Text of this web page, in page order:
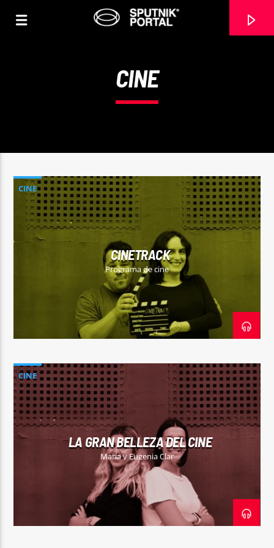
CANCIÓN ACTUAL
NO TITLES AVAILABLE
CINE
CINE
CINETRACK
Programa de cine
CINE
LA GRAN BELLEZA DEL CINE
María y Eugenia Clar